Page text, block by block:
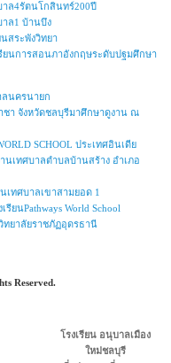
ล4รัตนโกสินทร์200ปี
าล1 บ้านบึง
สระพังวิทยา
นการสอนภาอังกฤษระดับปฐมศึกษา
ลนครนายก
ชา จังหวัดชลบุรีมาศึกษาดูงาน ณ
SCHOOL ประเทศอินเดีย
เทศบาลตำบลบ้านสร้าง อำเภอ
เทศบาลเขาสามยอด 1
นPathways World School
ยาลัยราชภัฏอุดรธานี
Reserved.
โรงเรียน อนุบาลเมือง
ใหม่ชลบุรี